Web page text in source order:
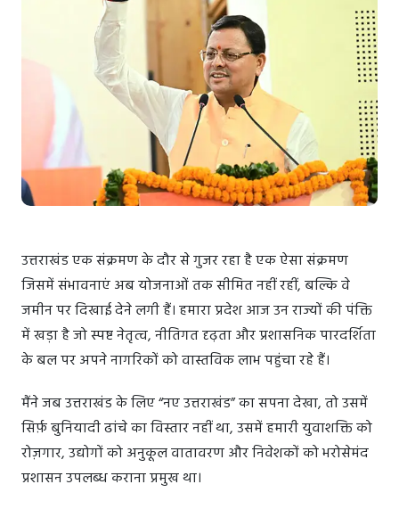
उत्तराखंड एक संक्रमण के दौर से गुजर रहा है एक ऐसा संक्रमण
जिसमें संभावनाएं अब योजनाओं तक सीमित नहीं रहीं, बल्कि वे
जमीन पर दिखाई देने लगी हैं। हमारा प्रदेश आज उन राज्यों की पंक्ति
में खड़ा है जो स्पष्ट नेतृत्व, नीतिगत दृढ़ता और प्रशासनिक पारदर्शिता
के बल पर अपने नागरिकों को वास्तविक लाभ पहुंचा रहे हैं।
मैंने जब उत्तराखंड के लिए “नए उत्तराखंड” का सपना देखा, तो उसमें
सिर्फ़ बुनियादी ढांचे का विस्तार नहीं था, उसमें हमारी युवाशक्ति को
रोज़गार, उद्योगों को अनुकूल वातावरण और निवेशकों को भरोसेमंद
प्रशासन उपलब्ध कराना प्रमुख था।